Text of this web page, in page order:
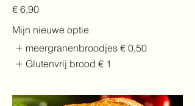
€ 6,90
Mijn nieuwe optie
meergranenbroodjes € 0,50
Glutenvrij brood € 1